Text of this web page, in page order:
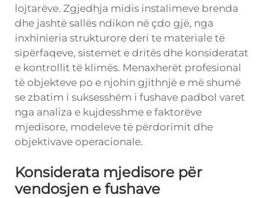
lojtarëve. Zgjedhja midis instalimeve brenda
dhe jashtë sallës ndikon në çdo gjë, nga
inxhinieria strukturore deri te materiale të
sipërfaqeve, sistemet e dritës dhe konsideratat
e kontrollit të klimës. Menaxherët profesional
të objekteve po e njohin gjithnjë e më shumë
se zbatim i suksesshëm i fushave padbol varet
nga analiza e kujdesshme e faktorëve
mjedisore, modeleve të përdorimit dhe
objektivave operacionale.
Konsiderata mjedisore për
vendosjen e fushave